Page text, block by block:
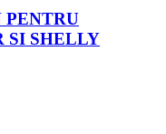
PENTRU
SI SHELLY